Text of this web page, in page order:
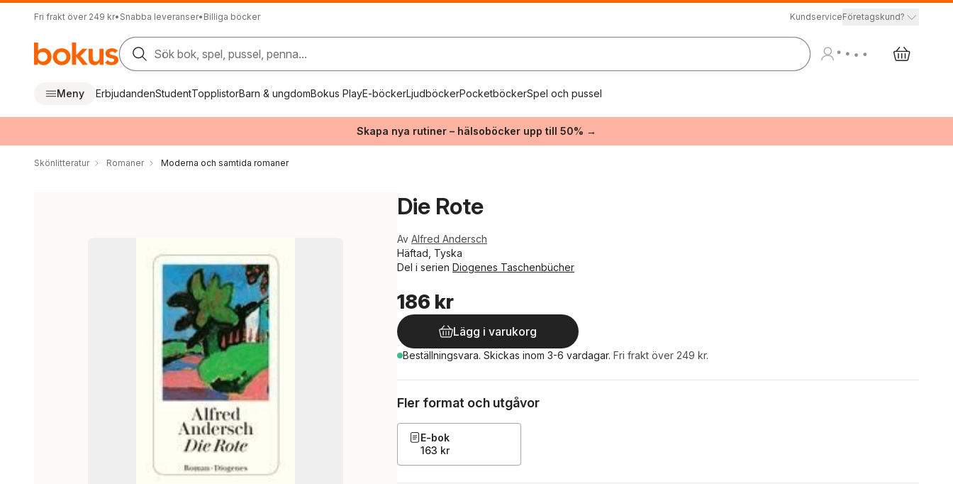
Fri frakt över 249 kr• Snabba leveranser• Billiga böcker KundserviceFöretagskund?
Sök bok, spel, pussel, penna...
Meny ErbjudandenStudentTopplistorBarn & ungdomBokus PlayE-böckerLjudböckerPocketböckerSpel och pussel
Skapa nya rutiner – hälsoböcker upp till 50% →
Skönlitteratur Romaner Moderna och samtida romaner
Die Rote
Av Alfred Andersch
Häftad, Tyska
Del i serien Diogenes Taschenbücher
186 kr
Lägg i varukorg
Beställningsvara. Skickas inom 3-6 vardagar. Fri frakt över 249 kr.
Fler format och utgåvor
E-bok
163 kr